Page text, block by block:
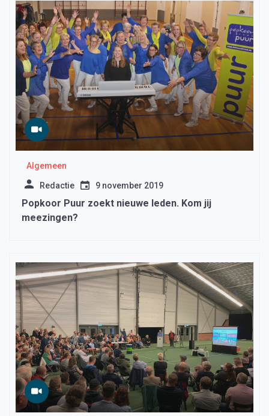
Algemeen
Redactie 9 november 2019
Popkoor Puur zoekt nieuwe leden. Kom jij
meezingen?